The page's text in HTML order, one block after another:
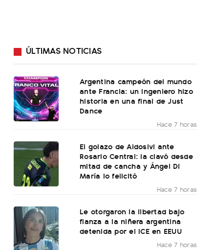
ÚLTIMAS NOTICIAS
Argentina campeón del mundo
ante Francia: un ingeniero hizo
historia en una final de Just
Dance
Hace 7 horas
El golazo de Aldosivi ante
Rosario Central: la clavó desde
mitad de cancha y Ángel Di
María lo felicitó
Hace 7 horas
Le otorgaron la libertad bajo
fianza a la niñera argentina
detenida por el ICE en EEUU
Hace 7 horas